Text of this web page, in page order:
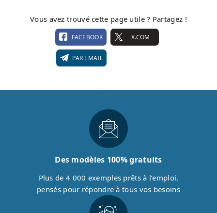
Vous avez trouvé cette page utile ? Partagez !
FACEBOOK X.COM
PAR EMAIL
Des modèles 100% gratuits
Plus de 4 000 exemples prêts à l’emploi,
pensés pour répondre à tous vos besoins